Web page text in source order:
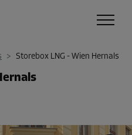
> Storebox LNG - Wien Hernals